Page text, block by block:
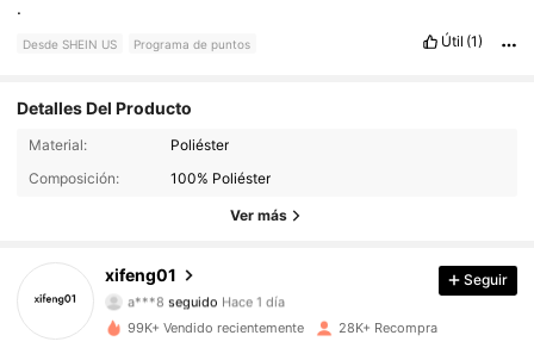
.
Desde SHEIN US Programa de puntos Útil (1)
Detalles Del Producto
Material:
Poliéster
Composición:
100% Poliéster
Ver más
xifeng01
2.8K Seguidores
2.8K Seguidores
a***8 seguido Hace 1 día
4.82
Seguir
99K+ Vendido recientemente 28K+ Recompra